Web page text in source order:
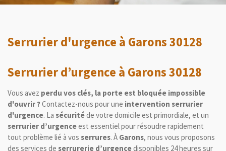
Serrurier d'urgence à Garons 30128
Serrurier d’urgence à Garons 30128
Vous avez perdu vos clés, la porte est bloquée impossible
d'ouvrir ?Contactez-nous pour une intervention serrurier
d'urgence. La sécuritéde votre domicile est primordiale, et un
serrurier d’urgenceest essentiel pour résoudre rapidement
tout problème lié à vos serrures. À Garons, nous vous proposons
des services de serrurerie d’urgencedisponibles 24 heures sur